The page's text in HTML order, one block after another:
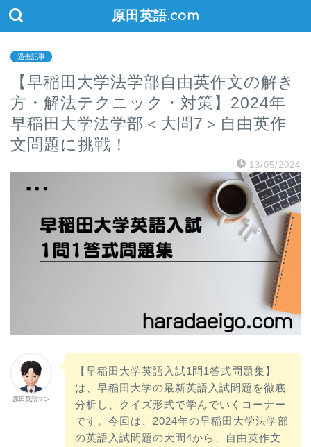
原田英語.com
過去記事
【早稲田大学法学部自由英作文の解き
方・解法テクニック・対策】2024年
早稲田大学法学部＜大問7＞自由英作
文問題に挑戦！
13/05/2024
原田英語マン
【早稲田大学英語入試1問1答式問題集】
は、早稲田大学の最新英語入試問題を徹底
分析し、クイズ形式で学んでいくコーナー
です。今回は、2024年の早稲田大学法学部
の英語入試問題の大問4から、自由英作文